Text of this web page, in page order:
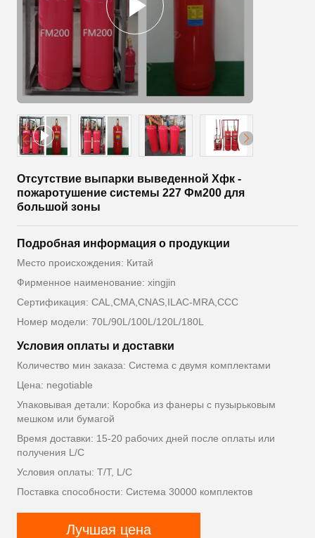
Отсутствие выпарки выведенной Хфк -
пожаротушение системы 227 Фм200 для
большой зоны
Подробная информация о продукции
Место происхождения: Китай
Фирменное наименование: xingjin
Сертификация: CAL,CMA,CNAS,ILAC-MRA,CCC
Номер модели: 70L/90L/100L/120L/180L
Условия оплаты и доставки
Количество мин заказа: Система с двумя комплектами
Цена: negotiable
Упаковывая детали: Коробка из фанеры с пузырьковым
мешком или бумагой
Время доставки: 15-20 рабочих дней после оплаты или
получения L/C
Условия оплаты: T/T, L/C
Поставка способности: Система 30000 комплектов
Лучшая цена